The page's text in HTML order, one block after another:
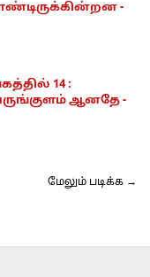
-
14 :
ஆனதே -
மேலும் படிக்க →